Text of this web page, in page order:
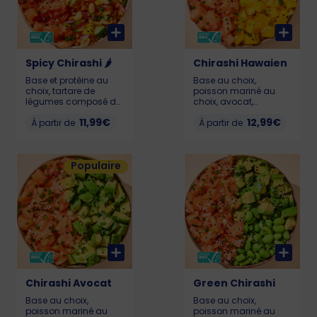
Spicy Chirashi 🌶️
Base et protéine au
choix, tartare de
légumes composé de
oignons rouges,
(cacahuètes en
option) La touche
finale, notre sauce
spicy secrète. Dose de
🌶️modéré, tu peux y
aller ! Pour que votre
poké reste frais et
savoureux, il doit être
consommé dans
l’heure suivant l’achat.
Liste des allergènes
sur pokawa.com ou
en caisse.
À partir de 11,99€
Chirashi Hawaien
Base au choix,
poisson mariné au
choix, avocat,
cebette thaï, graines
savoureux, il doit être
consommé dans
l’heure suivant l’achat.
Calories sur
pokawa.fr. Allergènes :
poisson, gluten, soja,
sésame
À partir de 12,99€
Chirashi Avocat
Base au choix,
poisson mariné au
Populaire
Green Chirashi
Base au choix,
poisson mariné au